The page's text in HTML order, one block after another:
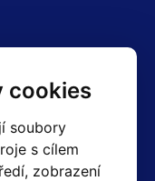
cookies
soubory
s cílem
zobrazení
204